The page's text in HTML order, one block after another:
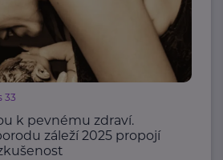
33
k pevnému zdraví.
záleží 2025 propojí